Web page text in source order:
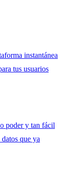
instantánea
tus usuarios
poder y tan fácil
que ya